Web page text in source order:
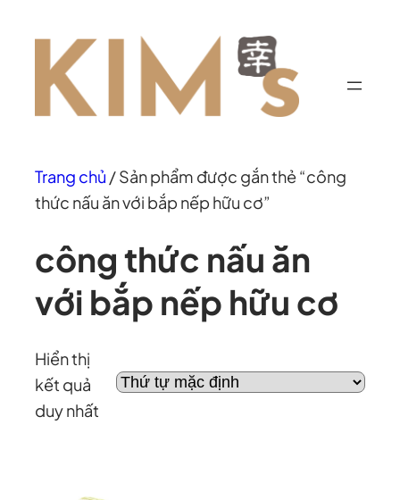
đến
dung
Trang chủ / Sản phẩm được gắn thẻ “công
thức nấu ăn với bắp nếp hữu cơ”
công thức nấu ăn
với bắp nếp hữu cơ
Hiển thị
kết quả
duy nhất